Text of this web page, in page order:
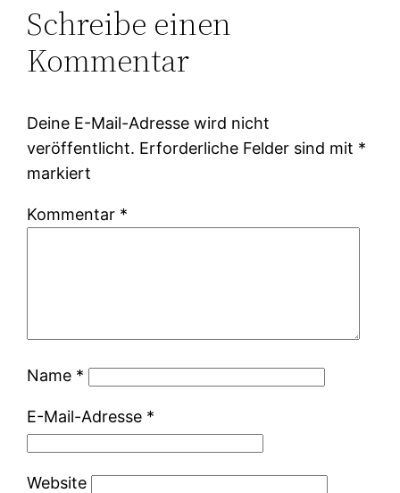
Schreibe einen
Kommentar
Deine E-Mail-Adresse wird nicht
veröffentlicht. Erforderliche Felder sind mit *
markiert
Kommentar *
Name *
E-Mail-Adresse *
Website